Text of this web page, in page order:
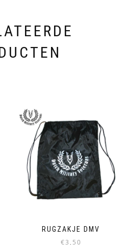
RUGZAKJE DMV
€3,50